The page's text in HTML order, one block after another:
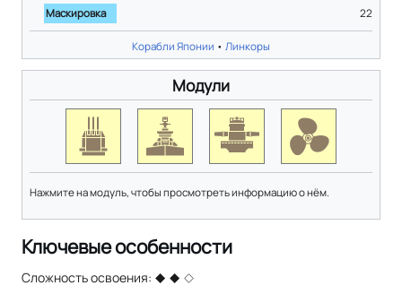
Маскировка
22
Корабли Японии • Линкоры
Модули
Нажмите на модуль, чтобы просмотреть информацию о нём.
Ключевые особенности
Сложность освоения: